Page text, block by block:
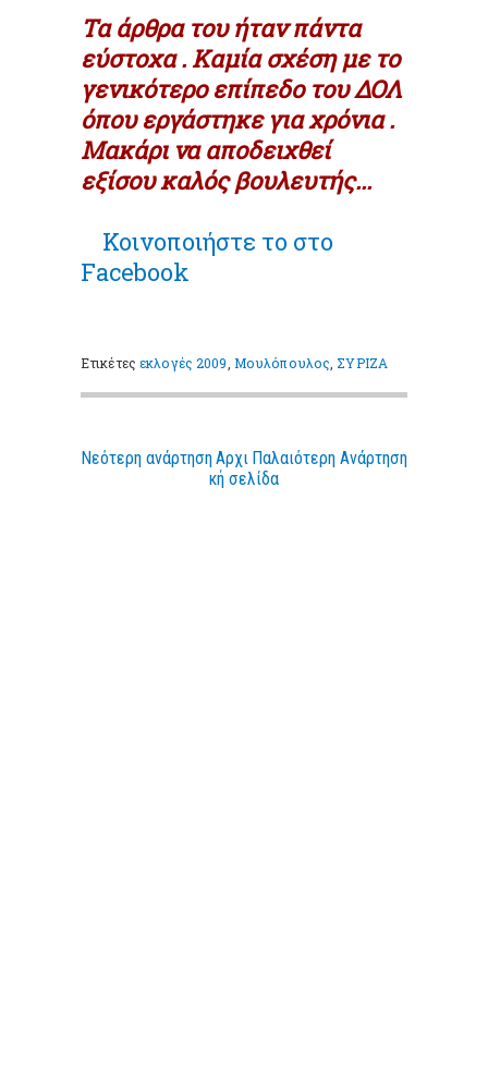
Τα άρθρα του ήταν πάντα
εύστοχα . Καμία σχέση με το
γενικότερο επίπεδο του ΔΟΛ
όπου εργάστηκε για χρόνια .
Μακάρι να αποδειχθεί
εξίσου καλός βουλευτής...
Κοινοποιήστε το στο
Facebook
Ετικέτες εκλογές 2009 Μουλόπουλος ΣΥΡΙΖΑ
Νεότερη ανάρτηση Παλαιότερη Ανάρτηση
Αρχι
κή σελίδα